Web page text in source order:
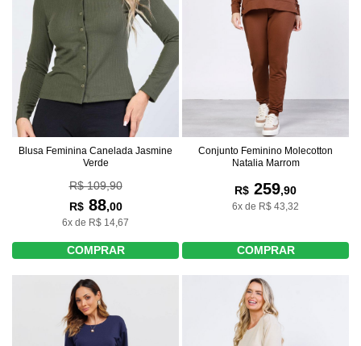
Blusa Feminina Canelada Jasmine
Verde
R$ 109,90
R$88,00
6x de R$ 14,67
COMPRAR
Conjunto Feminino Molecotton
Natalia Marrom
R$ 259,90
6x de R$ 43,32
COMPRAR